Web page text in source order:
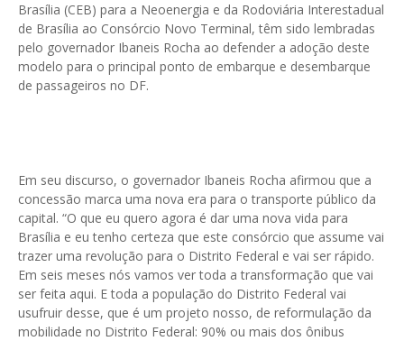
Brasília (CEB) para a Neoenergia e da Rodoviária Interestadual
de Brasília ao Consórcio Novo Terminal, têm sido lembradas
pelo governador Ibaneis Rocha ao defender a adoção deste
modelo para o principal ponto de embarque e desembarque
de passageiros no DF.
Em seu discurso, o governador Ibaneis Rocha afirmou que a
concessão marca uma nova era para o transporte público da
capital. “O que eu quero agora é dar uma nova vida para
Brasília e eu tenho certeza que este consórcio que assume vai
trazer uma revolução para o Distrito Federal e vai ser rápido.
Em seis meses nós vamos ver toda a transformação que vai
ser feita aqui. E toda a população do Distrito Federal vai
usufruir desse, que é um projeto nosso, de reformulação da
mobilidade no Distrito Federal: 90% ou mais dos ônibus